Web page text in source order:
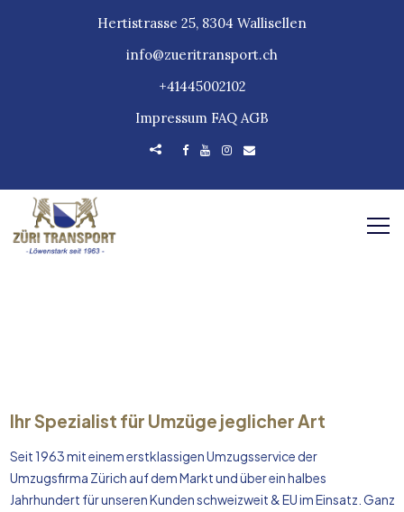
Hertistrasse 25, 8304 Wallisellen
info@zueritransport.ch
+41445002102
Impressum FAQ AGB
Ihr Spezialist für Umzüge jeglicher Art
Seit 1963 mit einem erstklassigen Umzugsservice der
Umzugsfirma Zürich auf dem Markt und über ein halbes
Jahrhundert für unseren Kunden schweizweit & EU im Einsatz. Ganz